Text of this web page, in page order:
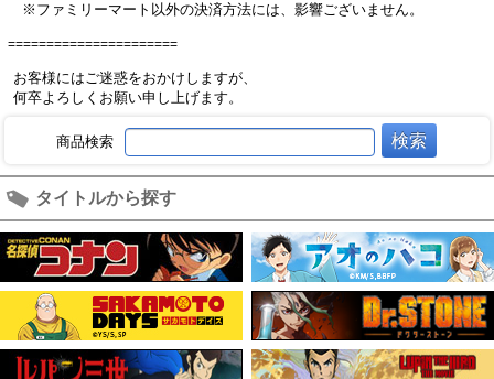
※ファミリーマート以外の決済方法には、影響ございません。
======================
お客様にはご迷惑をおかけしますが、
何卒よろしくお願い申し上げます。
商品検索
タイトルから探す